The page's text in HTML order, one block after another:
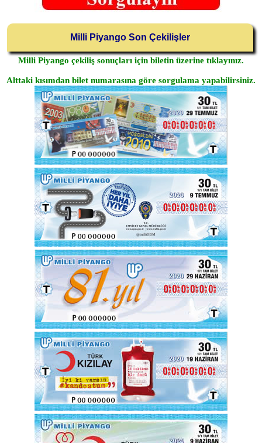
Milli Piyango Son Çekilişler
Milli Piyango çekiliş sonuçları için biletin üzerine tıklayınız.
Alttaki kısımdan bilet numarasına göre sorgulama yapabilirsiniz.